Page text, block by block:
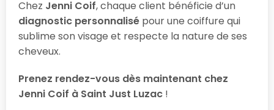
Chez Jenni Coif, chaque client bénéficie d’un
diagnostic personnalisé pour une coiffure qui
sublime son visage et respecte la nature de ses
cheveux.
Prenez rendez-vous dès maintenant chez
Jenni Coif à Saint Just Luzac !